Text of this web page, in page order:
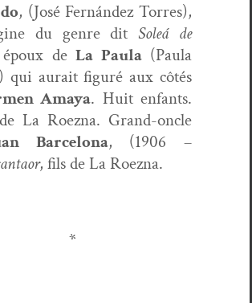
, (José Fer­nán­dez Tor­res),
du genre dit Soleá de
deLa Paula (Paula
qui aurait fig­uré aux côtés
Amaya. Huit enfants.
La Roez­na. Grand-oncle
Barcelona, (1906 –
, fils de La Roezna.
*